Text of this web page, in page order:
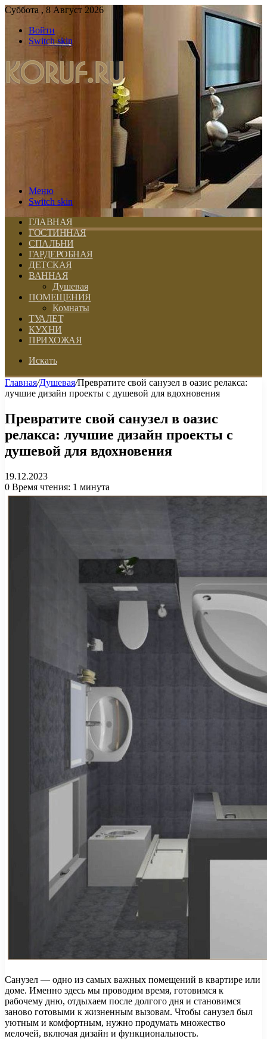
Суббота , 8 Август 2026
Войти
Switch skin
Меню
Switch skin
ГЛАВНАЯ
ГОСТИННАЯ
СПАЛЬНИ
ГАРДЕРОБНАЯ
ДЕТСКАЯ
ВАННАЯ
Душевая
ПОМЕЩЕНИЯ
Комнаты
ТУАЛЕТ
КУХНИ
ПРИХОЖАЯ
Искать
Главная/Душевая/Превратите свой санузел в оазис релакса:
лучшие дизайн проекты с душевой для вдохновения
Превратите свой санузел в оазис
релакса: лучшие дизайн проекты с
душевой для вдохновения
19.12.2023
0 Время чтения: 1 минута
Санузел — одно из самых важных помещений в квартире или
доме. Именно здесь мы проводим время, готовимся к
рабочему дню, отдыхаем после долгого дня и становимся
заново готовыми к жизненным вызовам. Чтобы санузел был
уютным и комфортным, нужно продумать множество
мелочей, включая дизайн и функциональность.